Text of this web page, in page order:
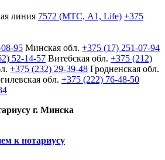
линия 7572 (МТС, A1, Life) +375
95 Минская обл. +375 (17) 251-07-94
52-14-57 Витебская обл. +375 (212)
+375 (232) 29-39-48 Гродненская обл.
обл. +375 (222) 76-48-50
г. Минска
к нотариусу